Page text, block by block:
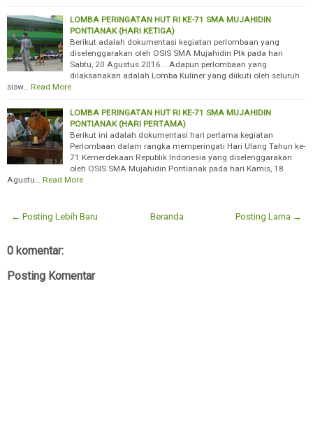
LOMBA PERINGATAN HUT RI KE-71 SMA MUJAHIDIN
PONTIANAK (HARI KETIGA)
Berikut adalah dokumentasi kegiatan perlombaan yang
diselenggarakan oleh OSIS SMA Mujahidin Ptk pada hari
Sabtu, 20 Agustus 2016... Adapun perlombaan yang
dilaksanakan adalah Lomba Kuliner yang diikuti oleh seluruh
sisw… Read More
LOMBA PERINGATAN HUT RI KE-71 SMA MUJAHIDIN
PONTIANAK (HARI PERTAMA)
Berikut ini adalah dokumentasi hari pertama kegiatan
Perlombaan dalam rangka memperingati Hari Ulang Tahun ke-
71 Kemerdekaan Republik Indonesia yang diselenggarakan
oleh OSIS SMA Mujahidin Pontianak pada hari Kamis, 18
Agustu… Read More
← Posting Lebih Baru Posting Lama →
Beranda
0 komentar:
Posting Komentar